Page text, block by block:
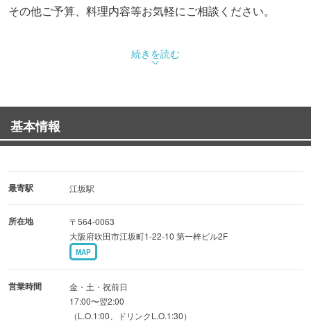
その他ご予算、料理内容等お気軽にご相談ください。
続きを読む
基本情報
最寄駅 江坂駅
所在地
〒564-0063
大阪府吹田市江坂町1-22-10 第一梓ビル2F
MAP
営業時間
金・土・祝前日
17:00〜翌2:00
（L.O.1:00、ドリンクL.O.1:30）